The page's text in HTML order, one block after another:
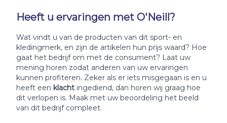
Heeft u ervaringen met O'Neill?
Wat vindt u van de producten van dit sport- en
kledingmerk, en zijn de artikelen hun prijs waard? Hoe
gaat het bedrijf om met de consument? Laat uw
mening horen zodat anderen van uw ervaringen
kunnen profiteren. Zeker als er iets misgegaan is en u
heeft een klacht ingediend, dan horen wij graag hoe
dit verlopen is. Maak met uw beoordeling het beeld
van dit bedrijf compleet.